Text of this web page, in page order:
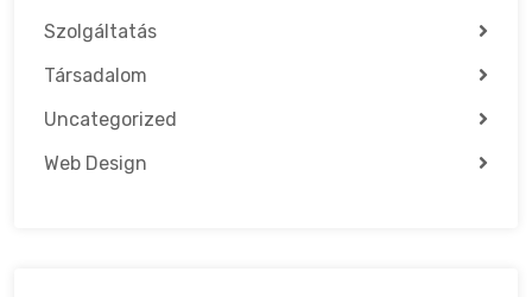
Szolgáltatás
Társadalom
Uncategorized
Web Design